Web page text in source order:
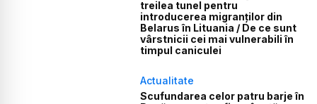
treilea tunel pentru
introducerea migranților din
Belarus în Lituania / De ce sunt
vârstnicii cei mai vulnerabili în
timpul caniculei
Actualitate
Scufundarea celor patru barje în